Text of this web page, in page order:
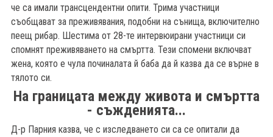
че са имали трансцендентни опити. Трима участници
съобщават за преживявания, подобни на сънища, включително
пеещ рибар. Шестима от 28-те интервюирани участници си
спомнят преживяването на смъртта. Тези спомени включват
жена, която е чула починалата й баба да й казва да се върне в
тялото си.
На границата между живота и смъртта
- съжденията...
Д-р Парния казва, че с изследването си са се опитали да